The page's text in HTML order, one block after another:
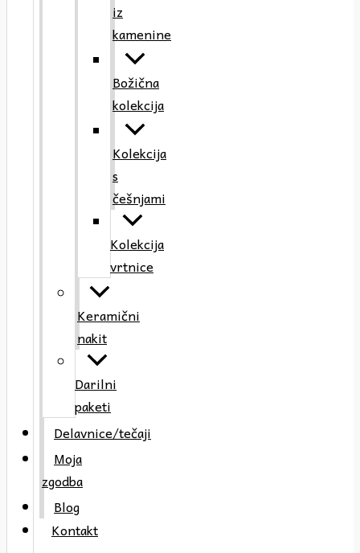
iz
kamenine
Božična
kolekcija
Kolekcija
s
češnjami
Kolekcija
vrtnice
Keramični
nakit
Darilni
paketi
Delavnice/tečaji
Moja
zgodba
Blog
Kontakt